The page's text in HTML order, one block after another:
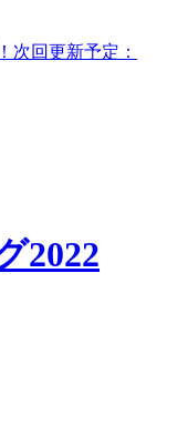
次回更新予定：
2022